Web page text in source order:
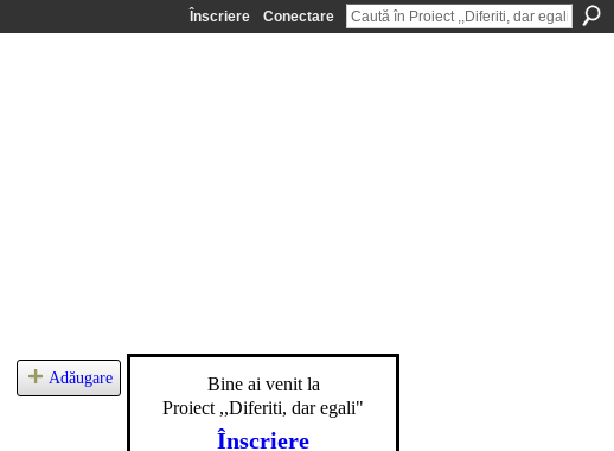
Înscriere Conectare
Adăugare
Bine ai venit la
Proiect ,,Diferiti, dar egali"
Înscriere